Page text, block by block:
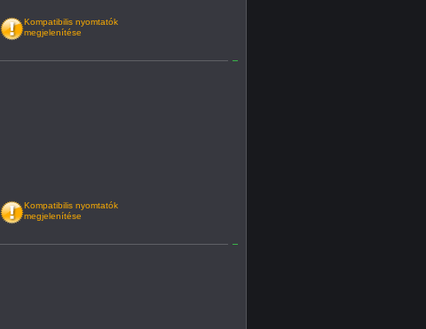
Kompatibilis nyomtatók
megjelenítése
Kompatibilis nyomtatók
megjelenítése